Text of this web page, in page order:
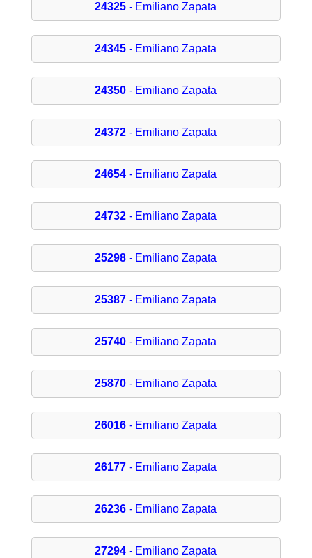
24325 - Emiliano Zapata
24345 - Emiliano Zapata
24350 - Emiliano Zapata
24372 - Emiliano Zapata
24654 - Emiliano Zapata
24732 - Emiliano Zapata
25298 - Emiliano Zapata
25387 - Emiliano Zapata
25740 - Emiliano Zapata
25870 - Emiliano Zapata
26016 - Emiliano Zapata
26177 - Emiliano Zapata
26236 - Emiliano Zapata
27294 - Emiliano Zapata